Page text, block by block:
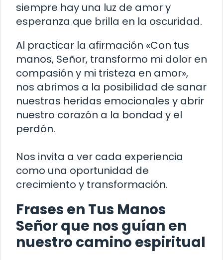
siempre hay una luz de amor y
esperanza que brilla en la oscuridad.
Al practicar la afirmación «Con tus
manos, Señor, transformo mi dolor en
compasión y mi tristeza en amor»,
nos abrimos a la posibilidad de sanar
nuestras heridas emocionales y abrir
nuestro corazón a la bondad y el
perdón.
Nos invita a ver cada experiencia
como una oportunidad de
crecimiento y transformación.
Frases en Tus Manos
Señor que nos guían en
nuestro camino espiritual